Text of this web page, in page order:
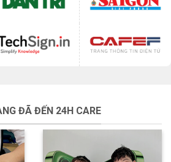
ĐÃ ĐẾN 24H CARE